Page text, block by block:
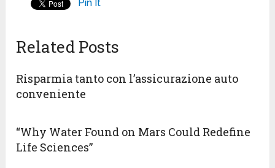
Pin It
Related Posts
Risparmia tanto con l’assicurazione auto
conveniente
“Why Water Found on Mars Could Redefine
Life Sciences”